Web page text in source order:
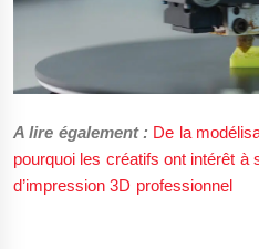
A lire également : De la
pourquoi les créatifs ont intérêt à
d’impression 3D professionnel